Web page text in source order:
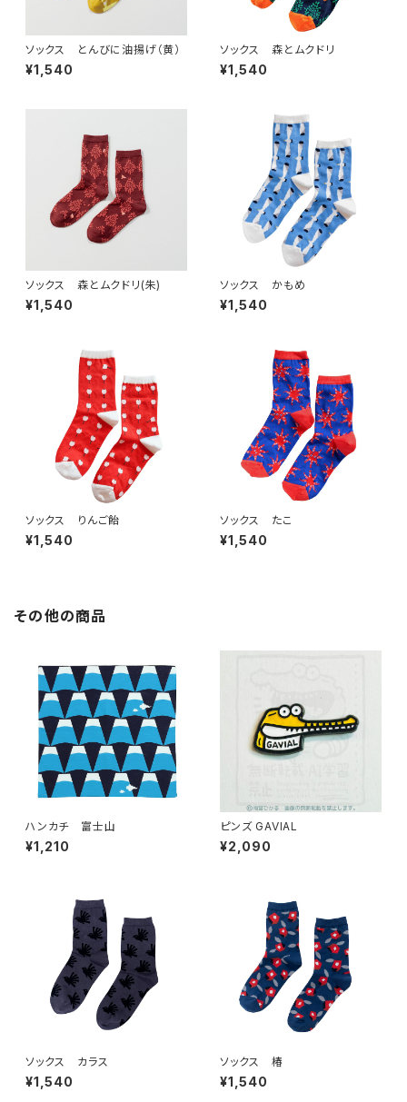
ソックス とんびに油揚げ（黄）
¥1,540
ソックス 森とムクドリ
¥1,540
ソックス 森とムクドリ(朱)
¥1,540
ソックス かもめ
¥1,540
ソックス りんご飴
¥1,540
ソックス たこ
¥1,540
その他の商品
ハンカチ 富士山
¥1,210
ピンズ GAVIAL
¥2,090
ソックス カラス
¥1,540
ソックス 椿
¥1,540